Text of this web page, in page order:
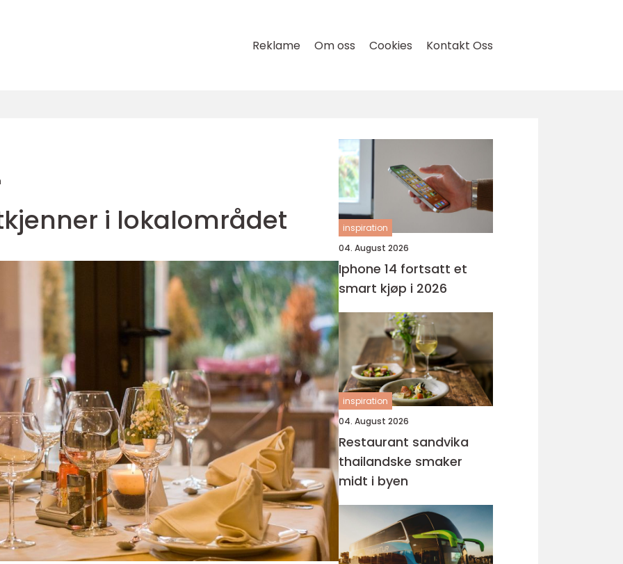
Reklame Om oss Cookies Kontakt Oss
i lokalområdet
inspiration
04. August 2026
Iphone 14 fortsatt et
smart kjøp i 2026
inspiration
04. August 2026
Restaurant sandvika
thailandske smaker
midt i byen